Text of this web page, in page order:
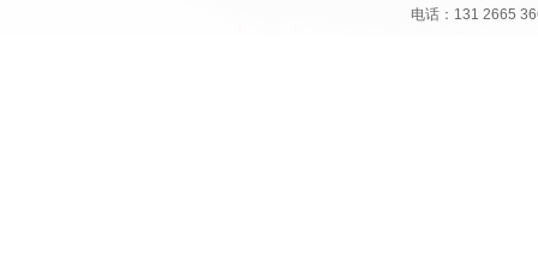
电话：131 2665